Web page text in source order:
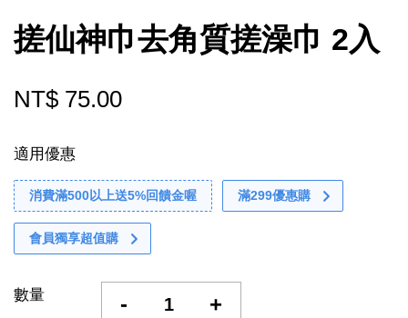
搓仙神巾去角質搓澡巾 2入
NT$ 75.00
適用優惠
消費滿500以上送5%回饋金喔 滿299優惠購
會員獨享超值購
數量 - +